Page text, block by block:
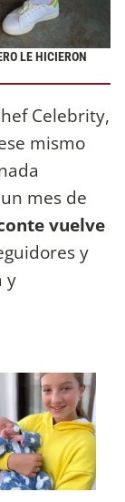
LE HICIERON
Celebrity,
mismo
mes de
vuelve
y
y